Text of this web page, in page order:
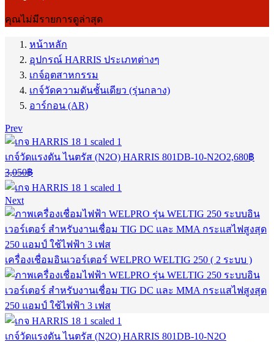
คุณไม่มีรายการดูล่าสุด
หน้าหลัก
อุปกรณ์ HARRIS ประเภทต่างๆ
เกจ์อุตสาหกรรม
เกจ์วัดความดันชั้นเดียว (รุ่นกลาง)
อาร์กอน (AR)
Prev
เกจ์วัดแรงดัน ไนตรัส (N2O) HARRIS 801DB-10-N2O2,680฿
Current
price
is:
2,680฿.
3,050฿
price
was:
3,050฿.
Next
เครื่องเชื่อมอินเวอร์เตอร์ WELPRO WELTIG 250 ( 2 ระบบ )
เกจ์วัดแรงดัน ไนตรัส (N2O) HARRIS 801DB-10-N2O